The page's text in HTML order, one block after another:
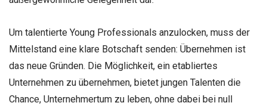
Um talentierte Young Professionals anzulocken, muss der
Mittelstand eine klare Botschaft senden: Übernehmen ist
das neue Gründen. Die Möglichkeit, ein etabliertes
Unternehmen zu übernehmen, bietet jungen Talenten die
Chance, Unternehmertum zu leben, ohne dabei bei null